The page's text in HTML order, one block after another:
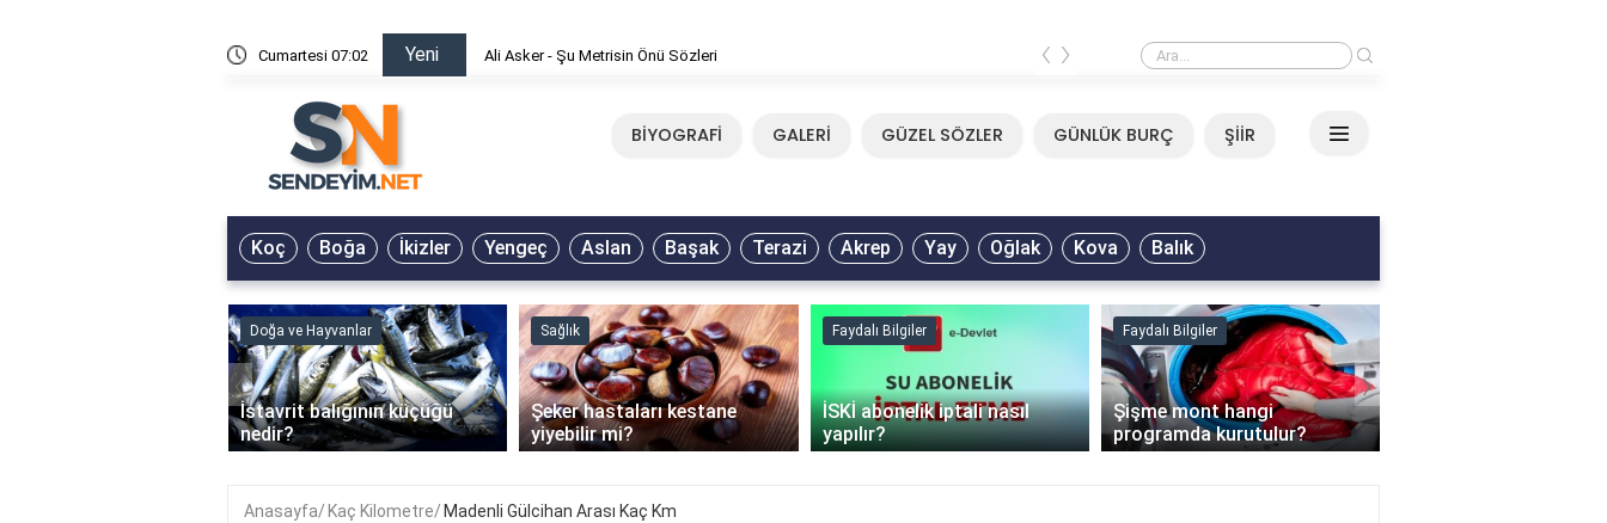
Cumartesi 07:02 Yeni Ali Asker - Şu Metrisin Önü Sözleri Mirkelam - Tavla Sözleri
‹ ›
BİYOGRAFİ GALERİ GÜZEL SÖZLER GÜNLÜK BURÇ ŞİİR
Koç Boğa İkizler Yengeç Aslan Başak Terazi Akrep Yay Oğlak Kova Balık
Doğa ve Hayvanlar
İstavrit balığının küçüğü
nedir?
Sağlık
Şeker hastaları kestane
yiyebilir mi?
Faydalı Bilgiler
İSKİ abonelik iptali nasıl
yapılır?
Faydalı Bilgiler
Şişme mont hangi
programda kurutulur?
‹ ›
Anasayfa Kaç Kilometre Madenli Gülcihan Arası Kaç Km